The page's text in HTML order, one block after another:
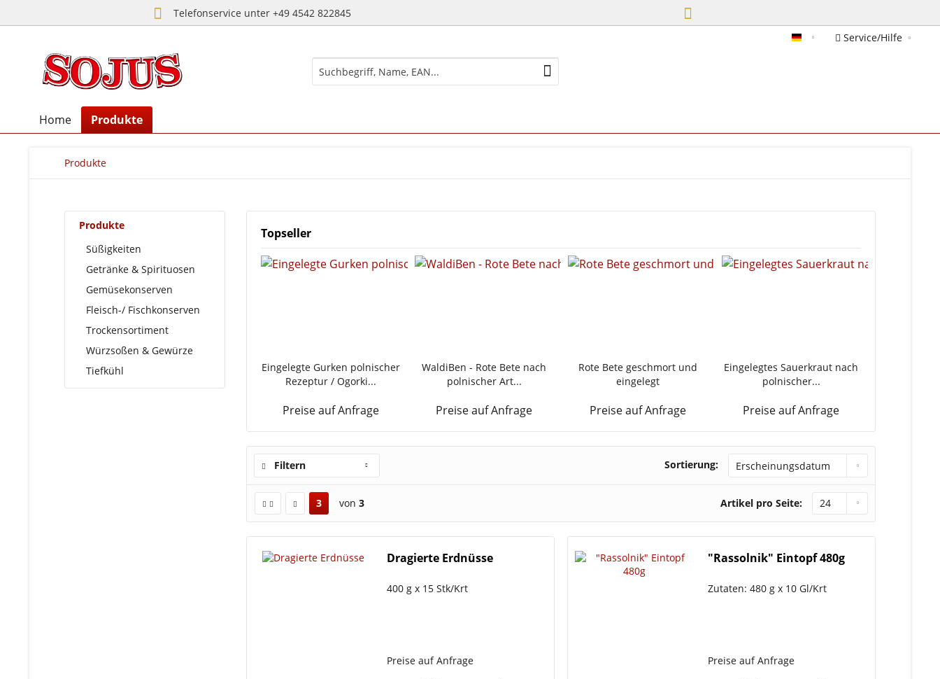
Telefonservice unter +49 4542 822845
Deutsch Service/Hilfe
Home Produkte
Produkte
Produkte
Süßigkeiten
Getränke & Spirituosen
Gemüsekonserven
Fleisch-/ Fischkonserven
Trockensortiment
Würzsoßen & Gewürze
Tiefkühl
Topseller
Eingelegte Gurken polnischer
Rezeptur / Ogorki...
Preise auf Anfrage
WaldiBen - Rote Bete nach
polnischer Art...
Preise auf Anfrage
Rote Bete geschmort und
eingelegt
Preise auf Anfrage
Eingelegtes Sauerkraut nach
polnischer...
Preise auf Anfrage
Filtern Sortierung:
3 von 3 Artikel pro Seite:
Dragierte Erdnüsse
400 g x 15 Stk/Krt
Preise auf Anfrage
"Rassolnik" Eintopf 480g
Zutaten: 480 g x 10 Gl/Krt
Preise auf Anfrage